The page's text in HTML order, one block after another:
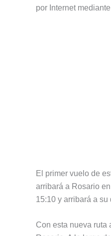
por Internet
El primer vuelo de
arribará a Rosario
15:10 y arribará a
Con esta nueva ruta